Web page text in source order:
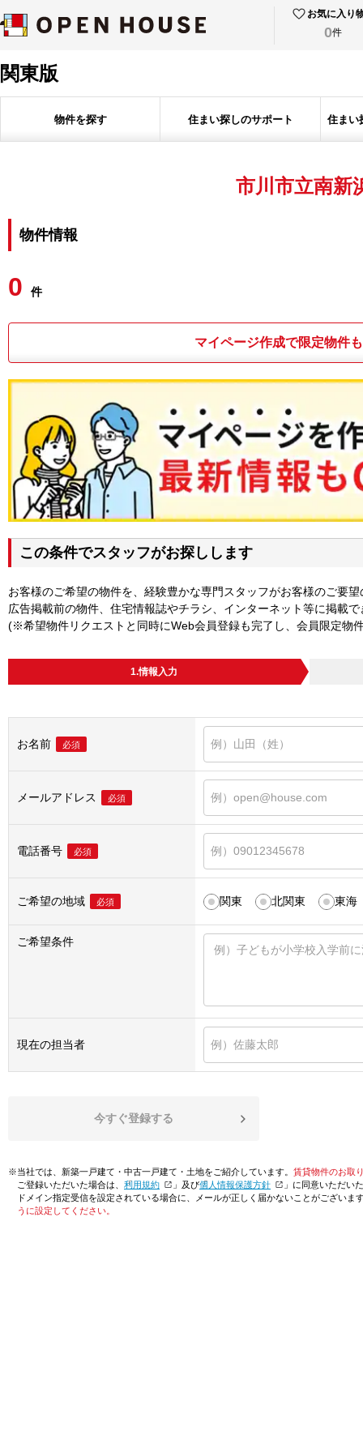
お気に入り
0件
関東版
物件を探す 住まい探しのサポート 住まい
市川市立南新
物件情報
0 件
マイページ作成で限定物件
この条件でスタッフがお探しします
お客様のご希望の物件を、経験豊かな専門スタッフがお客様のご要望
広告掲載前の物件、住宅情報誌やチラシ、インターネット等に掲載
(※希望物件リクエストと同時にWeb会員登録も完了し、会員限定物
1.情報入力
お名前 必須
メールアドレス 必須
電話番号 必須
ご希望の地域 必須 関東 北関東 東海
ご希望条件
現在の担当者
今すぐ登録する
※当社では、新築一戸建て・中古一戸建て・土地をご紹介しています。 賃貸物件のお取
ご登録いただいた場合は、「利用規約 」及び「個人情報保護方針
」に同意いただい
ドメイン指定受信を設定されている場合に、メールが正しく届かないことがございます
うに設定してください。